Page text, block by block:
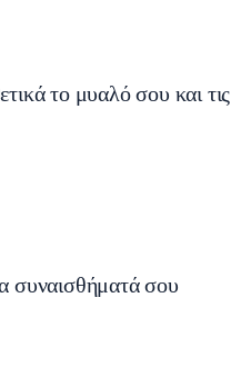
το μυαλό σου και τις
συναισθήματά σου